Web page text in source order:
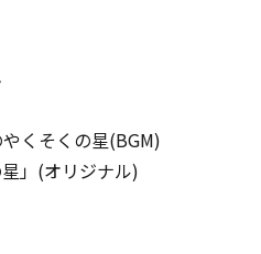
くそくの星(BGM)
」(オリジナル)